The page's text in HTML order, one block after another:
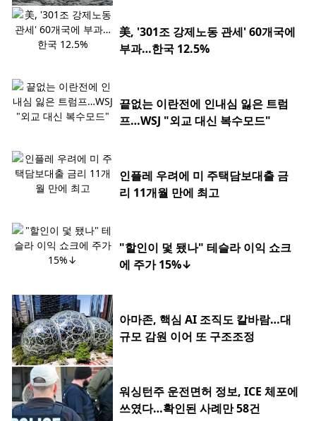
美, '301조 강제노동 관세' 60개국에
부과…한국 12.5%
끝없는 이란전에 인내심 잃은 트럼
프…WSJ "외교 대신 복수모드"
인플레 우려에 미 주택담보대출 금
리 11개월 만에 최고
"할인이 덫 됐나" 테슬라 이익 쇼크
에 주가 15%↓
아마존, 핵심 AI 조직도 칼바람…대
규모 감원 이어 또 구조조정
워싱턴주 운전면허 정보, ICE 체포에
쓰였다…확인된 사례만 58건